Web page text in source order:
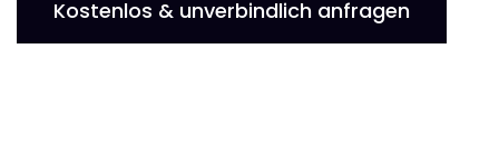
Kostenlos & unverbindlich anfragen